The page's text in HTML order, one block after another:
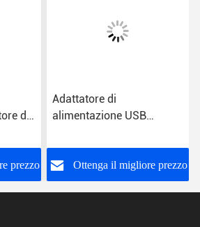
di
per
prezzo
Adattatore di
alimentazione USB
energetica VI
Ottenga il migliore prezzo